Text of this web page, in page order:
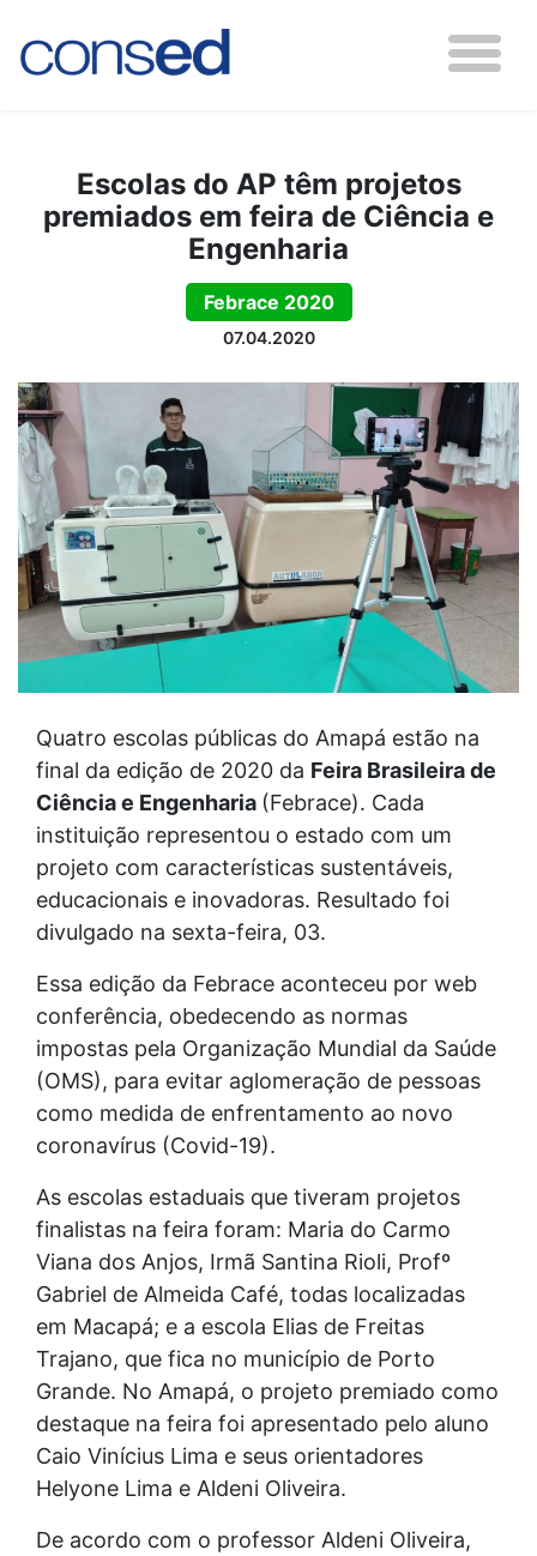
Escolas do AP têm projetos
premiados em feira de Ciência e
Engenharia
Febrace 2020
07.04.2020
Quatro escolas públicas do Amapá estão na
final da edição de 2020 da Feira Brasileira de
Ciência e Engenharia (Febrace). Cada
instituição representou o estado com um
projeto com características sustentáveis,
educacionais e inovadoras. Resultado foi
divulgado na sexta-feira, 03.
Essa edição da Febrace aconteceu por web
conferência, obedecendo as normas
impostas pela Organização Mundial da Saúde
(OMS), para evitar aglomeração de pessoas
como medida de enfrentamento ao novo
coronavírus (Covid-19).
As escolas estaduais que tiveram projetos
finalistas na feira foram: Maria do Carmo
Viana dos Anjos, Irmã Santina Rioli, Profº
Gabriel de Almeida Café, todas localizadas
em Macapá; e a escola Elias de Freitas
Trajano, que fica no município de Porto
Grande. No Amapá, o projeto premiado como
destaque na feira foi apresentado pelo aluno
Caio Vinícius Lima e seus orientadores
Helyone Lima e Aldeni Oliveira.
De acordo com o professor Aldeni Oliveira,